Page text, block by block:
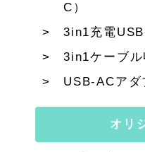
C）
3in1充電
3in1ケーブ
USB-ACアダ
オリ